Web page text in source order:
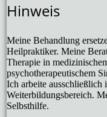
Hinweis
Meine Behandlung
Heilpraktiker. Meine
Therapie in
psychotherapeutischem
Ich arbeite ausschließlich
Weiterbildungsbereich.
Selbsthilfe.